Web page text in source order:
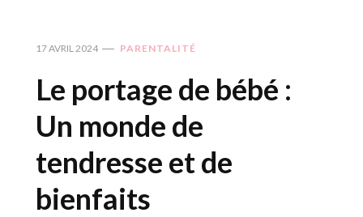
17 AVRIL 2024 PARENTALITÉ
Le portage de bébé :
Un monde de
tendresse et de
bienfaits